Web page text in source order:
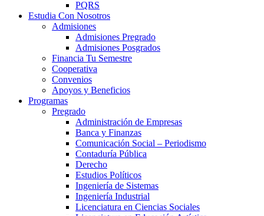
PQRS
Estudia Con Nosotros
Admisiones
Admisiones Pregrado
Admisiones Posgrados
Financia Tu Semestre
Cooperativa
Convenios
Apoyos y Beneficios
Programas
Pregrado
Administración de Empresas
Banca y Finanzas
Comunicación Social – Periodismo
Contaduría Pública
Derecho
Estudios Políticos
Ingeniería de Sistemas
Ingeniería Industrial
Licenciatura en Ciencias Sociales